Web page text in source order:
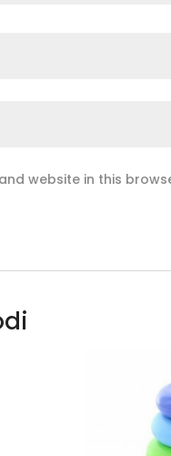
website in this